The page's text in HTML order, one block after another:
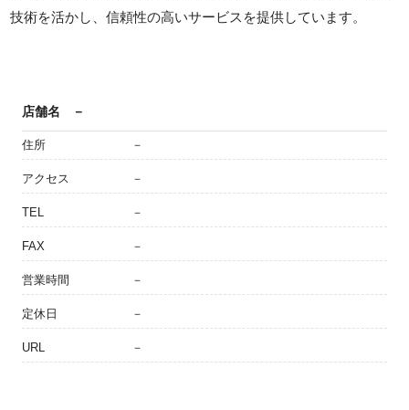
技術を活かし、信頼性の高いサービスを提供しています。
店舗名 －
住所 －
アクセス －
TEL －
FAX －
営業時間 －
定休日 －
URL －